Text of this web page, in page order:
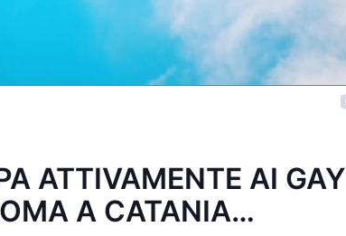
ATTIVAMENTE AI GAY
A CATANIA…